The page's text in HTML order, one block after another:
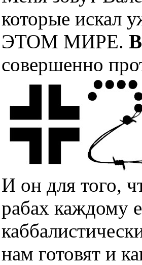
которые
ЭТОМ МИРЕ.
совершенно
И он для того,
рабах каждому
нам готовят и